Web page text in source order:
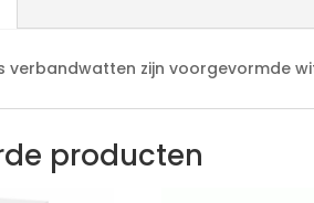
verbandwatten zijn voorgevormde
producten